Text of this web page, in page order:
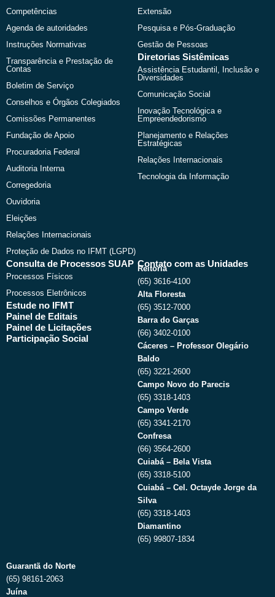
Competências
Agenda de autoridades
Instruções Normativas
Transparência e Prestação de
Contas
Boletim de Serviço
Conselhos e Órgãos Colegiados
Comissões Permanentes
Fundação de Apoio
Procuradoria Federal
Auditoria Interna
Corregedoria
Ouvidoria
Eleições
Relações Internacionais
Proteção de Dados no IFMT (LGPD)
Extensão
Pesquisa e Pós-Graduação
Gestão de Pessoas
Diretorias Sistêmicas
Assistência Estudantil, Inclusão e
Diversidades
Comunicação Social
Inovação Tecnológica e
Empreendedorismo
Planejamento e Relações
Estratégicas
Relações Internacionais
Tecnologia da Informação
Consulta de Processos SUAP
Processos Físicos
Processos Eletrônicos
Estude no IFMT
Painel de Editais
Painel de Licitações
Participação Social
Contato com as Unidades
Reitoria
(65) 3616-4100
Alta Floresta
(65) 3512-7000
Barra do Garças
(66) 3402-0100
Cáceres – Professor Olegário
Baldo
(65) 3221-2600
Campo Novo do Parecis
(65) 3318-1403
Campo Verde
(65) 3341-2170
Confresa
(66) 3564-2600
Cuiabá – Bela Vista
(65) 3318-5100
Cuiabá – Cel. Octayde Jorge da
Silva
(65) 3318-1403
Diamantino
(65) 99807-1834
Guarantã do Norte
(65) 98161-2063
Juína